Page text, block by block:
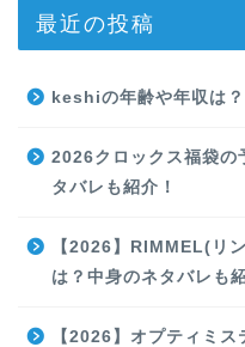
最近の投稿
keshiの年齢や年収は
2026クロックス福袋の
タバレも紹介！
【2026】RIMMEL(リ
は？中身のネタバレも
【2026】オプティミ